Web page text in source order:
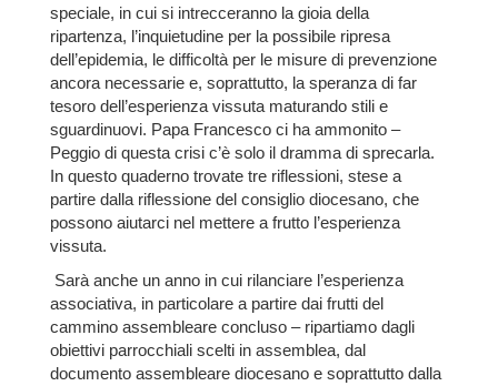
speciale, in cui si intrecceranno la gioia della
ripartenza, l’inquietudine per la possibile ripresa
dell’epidemia, le difficoltà per le misure di prevenzione
ancora necessarie e, soprattutto, la speranza di far
tesoro dell’esperienza vissuta maturando stili e
sguardinuovi. Papa Francesco ci ha ammonito –
Peggio di questa crisi c’è solo il dramma di sprecarla.
In questo quaderno trovate tre riflessioni, stese a
partire dalla riflessione del consiglio diocesano, che
possono aiutarci nel mettere a frutto l’esperienza
vissuta.
Sarà anche un anno in cui rilanciare l’esperienza
associativa, in particolare a partire dai frutti del
cammino assembleare concluso – ripartiamo dagli
obiettivi parrocchiali scelti in assemblea, dal
documento assembleare diocesano e soprattutto dalla